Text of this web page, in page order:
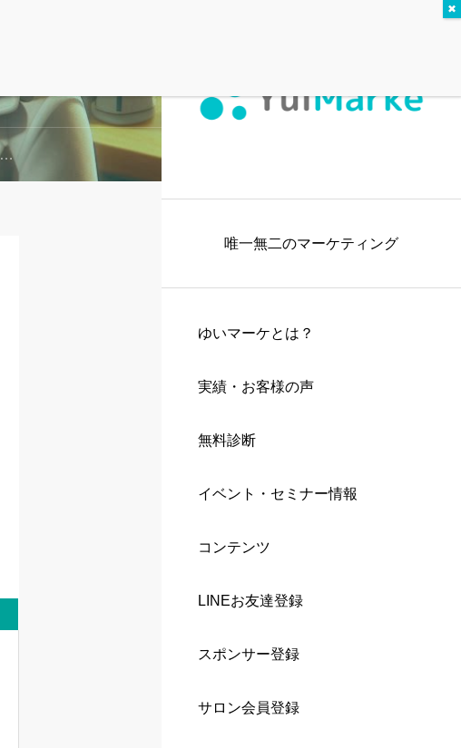
唯一無二のマーケティング
ゆいマーケとは？
実績・お客様の声
無料診断
イベント・セミナー情報
コンテンツ
LINEお友達登録
スポンサー登録
サロン会員登録